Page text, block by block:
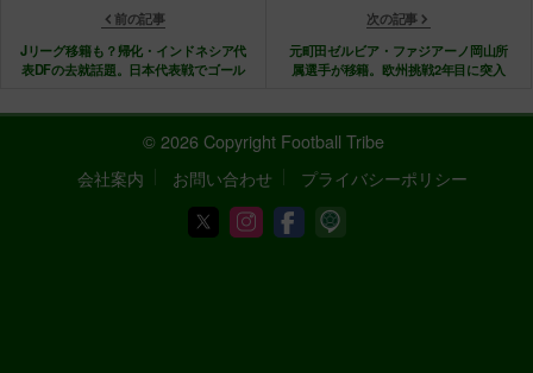
前の記事
Jリーグ移籍も？帰化・インドネシア代
表DFの去就話題。日本代表戦でゴール
次の記事
元町田ゼルビア・ファジアーノ岡山所
属選手が移籍。欧州挑戦2年目に突入
© 2026 Copyright Football Tribe
会社案内
お問い合わせ プライバシーポリシー